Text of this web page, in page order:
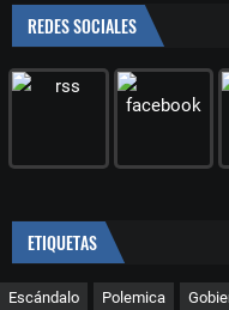
REDES SOCIALES
ETIQUETAS
Escándalo Polemica